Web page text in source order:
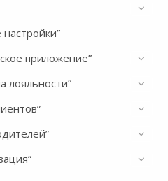
приложение”
лояльности”